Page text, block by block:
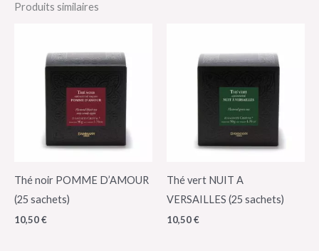
Produits similaires
Thé noir POMME D’AMOUR
(25 sachets)
10,50€
Thé vert NUIT A
VERSAILLES (25 sachets)
10,50€